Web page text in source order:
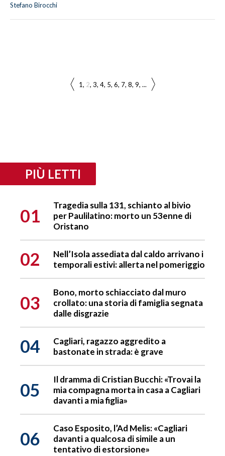
Stefano Birocchi
1 2 3 4 5 6 7 8 9 ...
PIÙ LETTI
01
Tragedia sulla 131, schianto al bivio
per Paulilatino: morto un 53enne di
Oristano
02
Nell’Isola assediata dal caldo arrivano i
temporali estivi: allerta nel pomeriggio
03
Bono, morto schiacciato dal muro
crollato: una storia di famiglia segnata
dalle disgrazie
04
Cagliari, ragazzo aggredito a
bastonate in strada: è grave
05
Il dramma di Cristian Bucchi: «Trovai la
mia compagna morta in casa a Cagliari
davanti a mia figlia»
06
Caso Esposito, l’Ad Melis: «Cagliari
davanti a qualcosa di simile a un
tentativo di estorsione»